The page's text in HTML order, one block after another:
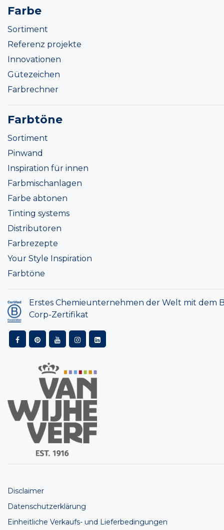
Farbe
Sortiment
Referenz projekte
Innovationen
Gütezeichen
Farbrechner
Farbtöne
Sortiment
Pinwand
Inspiration für innen
Farbmischanlagen
Farbe abtonen
Tinting systems
Distributoren
Farbrezepte
Your Style Inspiration
Farbtöne
Erstes Chemieunternehmen der Welt mit dem
Corp-Zertifikat
Disclaimer
Datenschutzerklärung
Einheitliche Verkaufs- und Lieferbedingungen